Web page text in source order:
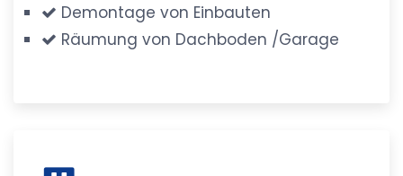
Demontage von Einbauten
Räumung von Dachboden /Garage